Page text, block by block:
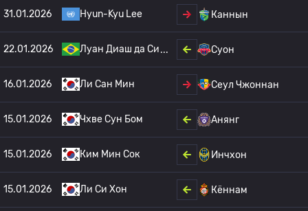
31.01.2026 Hyun-Kyu Lee Каннын
22.01.2026 Луан Диаш да Си Суон
16.01.2026 Ли Сан Мин Сеул Чжоннан
15.01.2026 Чхве Сун Бом Анянг
15.01.2026 Ким Мин Сок Инчхон
15.01.2026 Ли Си Хон Кённам